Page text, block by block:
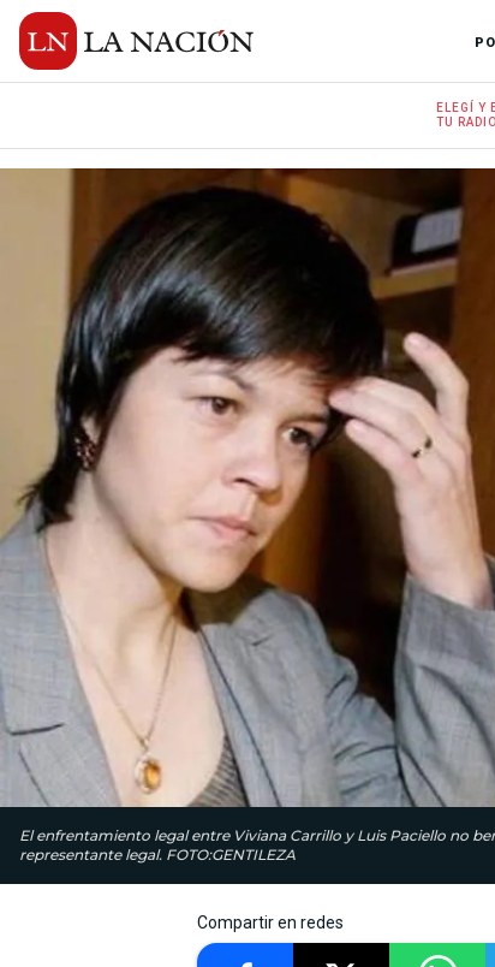
ELEGÍ Y
TU RADIO
El enfrentamiento legal entre Viviana Carrillo y Luis Paciello no
representante legal. FOTO:GENTILEZA
Compartir en redes